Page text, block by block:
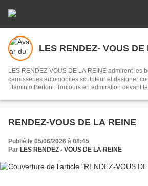
LES RENDEZ- VOUS DE
LES RENDEZ-VOUS DE LA REINE admirent les
carrosseries automobiles sculpteur et designer
Flaminio Bertoni. Toujours en admiration devant
souvenirs des courses du Mans ou de la Can -
RENDEZ-VOUS DE LA REINE
Publié le 05/06/2026 à 08:45
Par LES RENDEZ - VOUS DE LA REINE